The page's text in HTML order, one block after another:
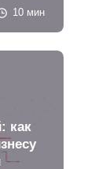
10 мин
как